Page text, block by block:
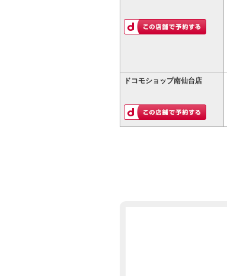
ドコモショップ南仙台店